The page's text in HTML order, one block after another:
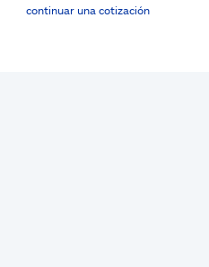
continuar una cotización